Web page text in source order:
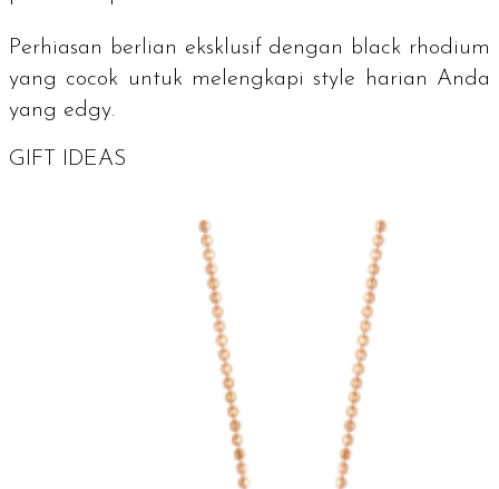
Perhiasan berlian eksklusif dengan black rhodium
yang cocok untuk melengkapi style
harian Anda
yang edgy.
GIFT IDEAS